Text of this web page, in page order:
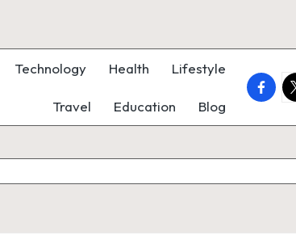
Technology Health Lifestyle
Travel Education Blog